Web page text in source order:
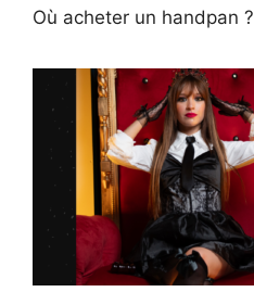
Où acheter un handpan ?